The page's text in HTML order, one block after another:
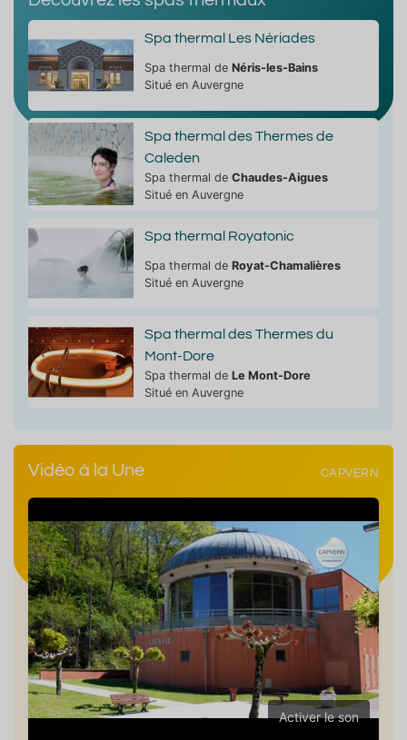
Spa thermal Les Nériades
Spa thermal de Néris-les-Bains
Situé en Auvergne
Spa thermal des Thermes de
Caleden
Spa thermal de Chaudes-Aigues
Situé en Auvergne
Spa thermal Royatonic
Spa thermal de Royat-Chamalières
Situé en Auvergne
Spa thermal des Thermes du
Mont-Dore
Spa thermal de Le Mont-Dore
Situé en Auvergne
Vidéo à la Une CAPVERN
Activer le son